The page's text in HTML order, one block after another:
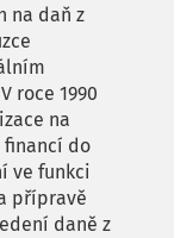
na daň z
roce 1990
na
do
ve funkci
přípravě
daně z